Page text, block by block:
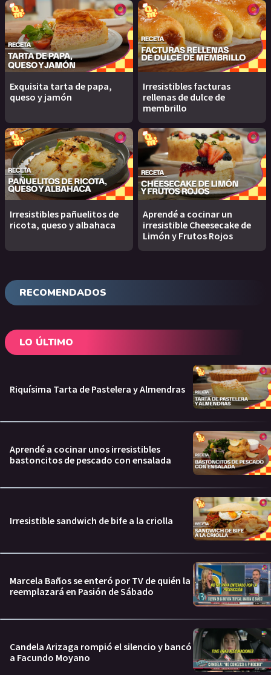
Exquisita tarta de papa,
queso y jamón
Irresistibles facturas
rellenas de dulce de
membrillo
Irresistibles pañuelitos de
ricota, queso y albahaca
Aprendé a cocinar un
irresistible Cheesecake de
Limón y Frutos Rojos
RECOMENDADOS
LO ÚLTIMO
Riquísima Tarta de Pastelera y Almendras
Aprendé a cocinar unos irresistibles
bastoncitos de pescado con ensalada
Irresistible sandwich de bife a la criolla
Marcela Baños se enteró por TV de quién la
reemplazará en Pasión de Sábado
Candela Arizaga rompió el silencio y bancó
a Facundo Moyano